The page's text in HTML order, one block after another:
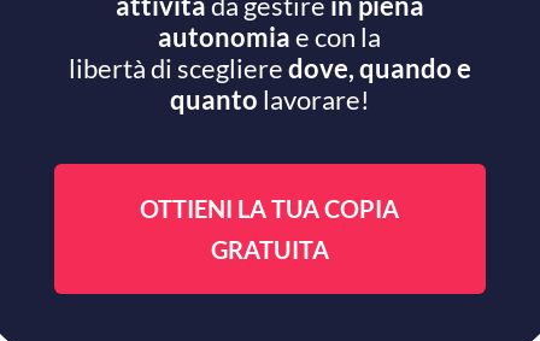
autonomiae con la
libertà di sceglieredove, quando e
quanto lavorare!
OTTIENI LA TUA COPIA
GRATUITA